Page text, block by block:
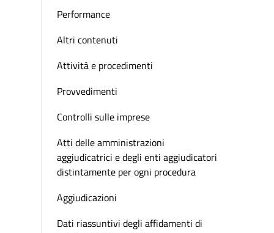
Performance
Altri contenuti
Attività e procedimenti
Provvedimenti
Controlli sulle imprese
Atti delle amministrazioni
aggiudicatrici e degli enti aggiudicatori
distintamente per ogni procedura
Aggiudicazioni
Dati riassuntivi degli affidamenti di